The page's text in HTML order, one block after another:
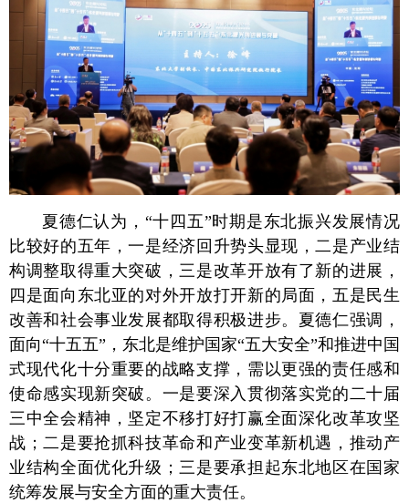
夏德仁认为，“十四五”时期是东北振兴发展情况
比较好的五年，一是经济回升势头显现，二是产业结
构调整取得重大突破，三是改革开放有了新的进展，
四是面向东北亚的对外开放打开新的局面，五是民生
改善和社会事业发展都取得积极进步。夏德仁强调，
面向“十五五”，东北是维护国家“五大安全”和推进中国
式现代化十分重要的战略支撑，需以更强的责任感和
使命感实现新突破。一是要深入贯彻落实党的二十届
三中全会精神，坚定不移打好打赢全面深化改革攻坚
战；二是要抢抓科技革命和产业变革新机遇，推动产
业结构全面优化升级；三是要承担起东北地区在国家
统筹发展与安全方面的重大责任。